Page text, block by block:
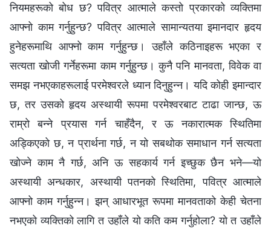
नियमहरूको बोध छ? पवित्र आत्माले कस्तो प्रकारको व्यक्तिमा
आफ्नो काम गर्नुहुन्छ? पवित्र आत्माले सामान्यतया इमानदार हृदय
हुनेहरूमाथि आफ्नो काम गर्नुहुन्छ। उहाँले कठिनाइहरू भएका र
सत्यता खोजी गर्नेहरूमा काम गर्नुहुन्छ। कुनै पनि मानवता, विवेक वा
समझ नभएकाहरूलाई परमेश्‍वरले ध्यान दिनुहुन्न। यदि कोही इमान्दार
छ, तर उसको हृदय अस्थायी रूपमा परमेश्‍वरबाट टाढा जान्छ, ऊ
राम्रो बन्ने प्रयास गर्न चाहँदैन, र ऊ नकारात्मक स्थितिमा
अड्किएको छ, न प्रार्थना गर्छ, न यो सबथोक समाधान गर्न सत्यता
खोज्‍ने काम नै गर्छ, अनि ऊ सहकार्य गर्न इच्छुक छैन भने—यो
अस्थायी अन्धकार, अस्थायी पतनको स्थितिमा, पवित्र आत्माले
आफ्नो काम गर्नुहुन्न। झन् आधारभूत रूपमा मानवताको केही चेतना
नभएको व्यक्तिको लागि त उहाँले यो कति कम गर्नुहोला? यो त उहाँले